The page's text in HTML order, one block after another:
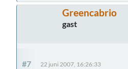
Greencabrio
gast
#7 22 juni 2007, 16:26:33